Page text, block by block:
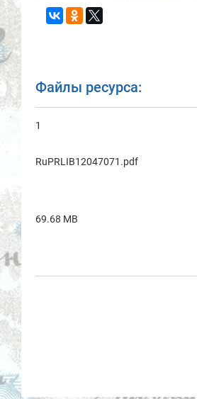
Файлы ресурса:
1
RuPRLIB12047071.pdf
69.68 MB